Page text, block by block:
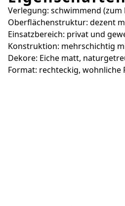
Verlegung: schwimmend (zum
Oberflächenstruktur: dezent
Einsatzbereich: privat und
Konstruktion: mehrschichtig
Dekore: Eiche matt,
Format: rechteckig,